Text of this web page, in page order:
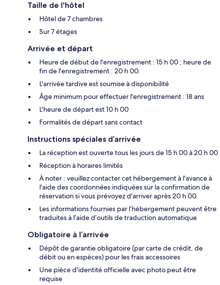
Taille de l'hôtel
Hôtel de 7 chambres
Sur 7 étages
Arrivée et départ
Heure de début de l'enregistrement : 15 h 00 ; heure de
fin de l'enregistrement : 20 h 00.
L'arrivée tardive est soumise à disponibilité
Âge minimum pour effectuer l'enregistrement : 18 ans
L'heure de départ est 10 h 00
Formalités de départ sans contact
Instructions spéciales d’arrivée
La réception est ouverte tous les jours de 15 h 00 à 20 h 00
Réception à horaires limités
À noter : veuillez contacter cet hébergement à l'avance à
l'aide des coordonnées indiquées sur la confirmation de
réservation si vous prévoyez d'arriver après 20 h 00.
Les informations fournies par l’hébergement peuvent être
traduites à l’aide d’outils de traduction automatique
Obligatoire à l’arrivée
Dépôt de garantie obligatoire (par carte de crédit, de
débit ou en espèces) pour les frais accessoires
Une pièce d'identité officielle avec photo peut être
requise